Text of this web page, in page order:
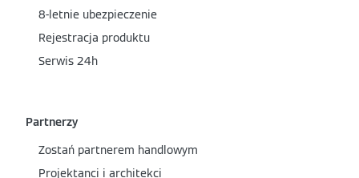
8-letnie ubezpieczenie
Rejestracja produktu
Serwis 24h
Partnerzy
Zostań partnerem handlowym
Projektanci i architekci